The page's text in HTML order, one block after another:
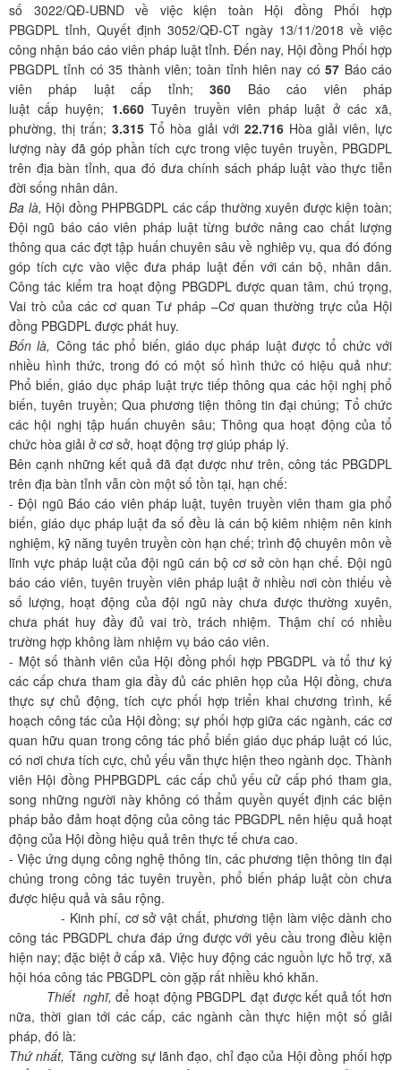
số 3022/QĐ-UBND về việc kiện toàn Hội đồng Phối hợp
PBGDPL tỉnh, Quyết định 3052/QĐ-CT ngày 13/11/2018 về việc
công nhận báo cáo viên pháp luật tỉnh. Đến nay, Hội đồng Phối hợp
PBGDPL tỉnh có 35 thành viên; toàn tỉnh hiên nay có57 Báo cáo
viên pháp luật cấp tỉnh;360 Báo cáo viên pháp
luật cấp huyện; 1.660Tuyên truyền viên pháp luật ở các xã,
phường, thị trấn;3.315 Tổ hòa giải với 22.716Hòa giải viên, lực
lượng này đã góp phần tích cực trong việc tuyên truyền, PBGDPL
trên địa bàn tỉnh, qua đó đưa chính sách pháp luật vào thực tiễn
đời sống nhân dân.
Ba là, Hội đồng PHPBGDPL các cấp thường xuyên được kiện toàn;
Đội ngũ báo cáo viên pháp luật từng bước nâng cao chất lượng
thông qua các đợt tập huấn chuyên sâu về nghiêp vụ, qua đó đóng
góp tích cực vào việc đưa pháp luật đến với cán bộ, nhân dân.
Công tác kiểm tra hoạt động PBGDPL được quan tâm, chú trọng,
Vai trò của các cơ quan Tư pháp –Cơ quan thường trực của Hội
đồng PBGDPL được phát huy.
Bốn là, Công tác phổ biến, giáo dục pháp luật được tổ chức với
nhiều hình thức, trong đó có một số hình thức có hiệu quả như:
Phổ biến, giáo dục pháp luật trực tiếp thông qua các hội nghị phổ
biến, tuyên truyền; Qua phương tiện thông tin đại chúng; Tổ chức
các hội nghị tập huấn chuyên sâu; Thông qua hoạt động của tổ
chức hòa giải ở cơ sở, hoạt động trợ giúp pháp lý.
Bên cạnh những kết quả đã đạt được như trên, công tác PBGDPL
trên địa bàn tỉnh vẫn còn một số tồn tại, hạn chế:
- Đội ngũ Báo cáo viên pháp luật, tuyên truyền viên tham gia phổ
biến, giáo dục pháp luật đa số đều là cán bộ kiêm nhiệm nên kinh
nghiệm, kỹ năng tuyên truyền còn hạn chế; trình độ chuyên môn về
lĩnh vực pháp luật của đội ngũ cán bộ cơ sở còn hạn chế. Đội ngũ
báo cáo viên, tuyên truyền viên pháp luật ở nhiều nơi còn thiếu về
số lượng, hoạt động của đội ngũ này chưa được thường xuyên,
chưa phát huy đầy đủ vai trò, trách nhiệm. Thậm chí có nhiều
trường hợp không làm nhiệm vụ báo cáo viên.
- Một số thành viên của Hội đồng phối hợp PBGDPL và tổ thư ký
các cấp chưa tham gia đầy đủ các phiên họp của Hội đồng, chưa
thực sự chủ động, tích cực phối hợp triển khai chương trình, kế
hoạch công tác của Hội đồng; sự phối hợp giữa các ngành, các cơ
quan hữu quan trong công tác phổ biến giáo dục pháp luật có lúc,
có nơi chưa tích cực, chủ yếu vẫn thực hiện theo ngành dọc. Thành
viên Hội đồng PHPBGDPL các cấp chủ yếu cử cấp phó tham gia,
song những người này không có thẩm quyền quyết định các biện
pháp bảo đảm hoạt động của công tác PBGDPL nên hiệu quả hoạt
động của Hội đồng hiệu quả trên thực tế chưa cao.
- Việc ứng dụng công nghệ thông tin, các phương tiện thông tin đại
chúng trong công tác tuyên truyền, phổ biến pháp luật còn chưa
được hiệu quả và sâu rộng.
- Kinh phí, cơ sở vật chất, phương tiện làm việc dành cho
công tác PBGDPL chưa đáp ứng được với yêu cầu trong điều kiện
hiện nay; đặc biệt ở cấp xã. Việc huy động các nguồn lực hỗ trợ, xã
hội hóa công tác PBGDPL còn gặp rất nhiều khó khăn.
Thiết nghĩ, để hoạt động PBGDPL đạt được kết quả tốt hơn
nữa, thời gian tới các cấp, các ngành cần thực hiện một số giải
pháp, đó là:
Thứ nhất, Tăng cường sự lãnh đạo, chỉ đạo của Hội đồng phối hợp